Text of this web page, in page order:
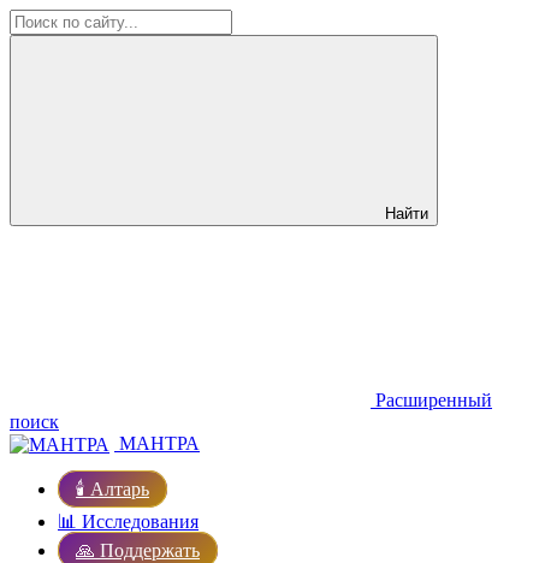
Найти
Расширенный
поиск
МАНТРА
🕯️ Алтарь
📊 Исследования
🙏 Поддержать